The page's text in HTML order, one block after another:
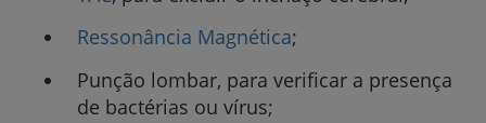
Ressonância Magnética;
Punção lombar, para verificar a presença
de bactérias ou vírus;